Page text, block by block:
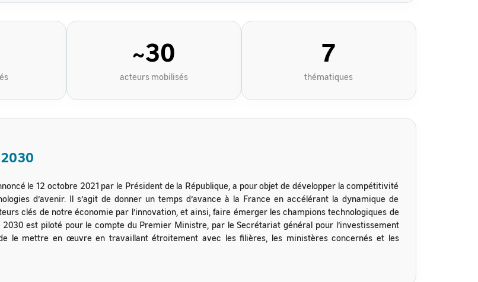
~30
acteurs mobilisés
7
thématiques
le 12 octobre 2021 par le Président de la République, a pour objet de développer la compétitivité
d’avenir. Il s’agit de donner un temps d’avance à la France en accélérant la dynamique de
clés de notre économie par l’innovation, et ainsi, faire émerger les champions technologiques de
2030 est piloté pour le compte du Premier Ministre, par le Secrétariat général pour l’investissement
le mettre en œuvre en travaillant étroitement avec les filières, les ministères concernés et les